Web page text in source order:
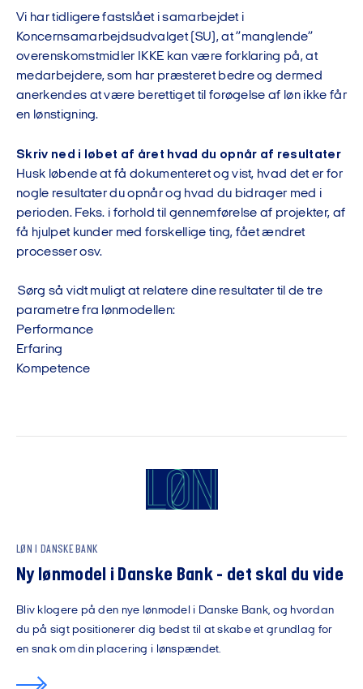
Vi har tidligere fastslået i samarbejdet i
Koncernsamarbejdsudvalget (SU), at ”manglende”
overenskomstmidler IKKE kan være forklaring på, at
medarbejdere, som har præsteret bedre og dermed
anerkendes at være berettiget til forøgelse af løn ikke får
en lønstigning.
Skriv ned i løbet af året hvad du opnår af resultater
Husk løbende at få dokumenteret og vist, hvad det er for
nogle resultater du opnår og hvad du bidrager med i
perioden. Feks. i forhold til gennemførelse af projekter, af
få hjulpet kunder med forskellige ting, fået ændret
processer osv.
Sørg så vidt muligt at relatere dine resultater til de tre
parametre fra lønmodellen:
Performance
Erfaring
Kompetence
LØN I DANSKE BANK
Ny lønmodel i Danske Bank - det skal du vide
Bliv klogere på den nye lønmodel i Danske Bank, og hvordan
du på sigt positionerer dig bedst til at skabe et grundlag for
en snak om din placering i lønspændet.